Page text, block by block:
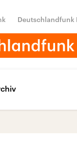
Deutschlandfunk